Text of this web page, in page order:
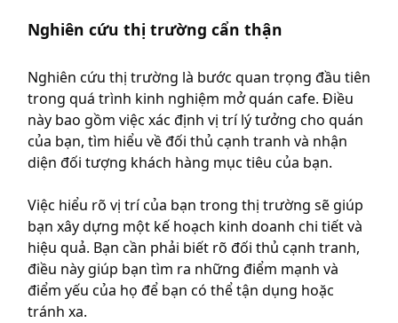
Nghiên cứu thị trường cẩn thận
Nghiên cứu thị trường là bước quan trọng đầu tiên
trong quá trình kinh nghiệm mở quán cafe. Điều
này bao gồm việc xác định vị trí lý tưởng cho quán
của bạn, tìm hiểu về đối thủ cạnh tranh và nhận
diện đối tượng khách hàng mục tiêu của bạn.
Việc hiểu rõ vị trí của bạn trong thị trường sẽ giúp
bạn xây dựng một kế hoạch kinh doanh chi tiết và
hiệu quả. Bạn cần phải biết rõ đối thủ cạnh tranh,
điều này giúp bạn tìm ra những điểm mạnh và
điểm yếu của họ để bạn có thể tận dụng hoặc
tránh xa.